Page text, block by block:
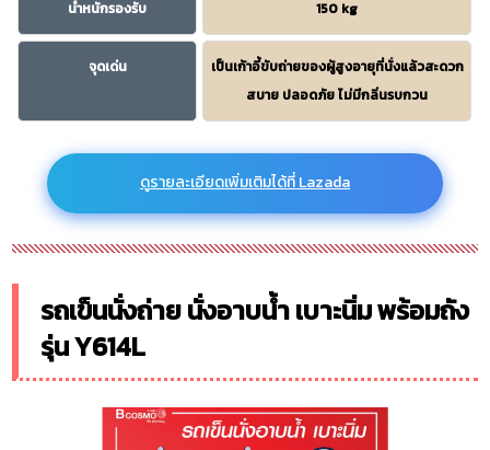
น้ำหนักรองรับ 150 kg
จุดเด่น
เป็นเก้าอี้ขับถ่ายของผู้สูงอายุที่นั่งแล้วสะดวก
สบาย ปลอดภัย ไม่มีกลิ่นรบกวน
ดูรายละเอียดเพิ่มเติมได้ที่ Lazada
รถเข็นนั่งถ่าย นั่งอาบน้ำ เบาะนิ่ม พร้อมถัง
รุ่น Y614L